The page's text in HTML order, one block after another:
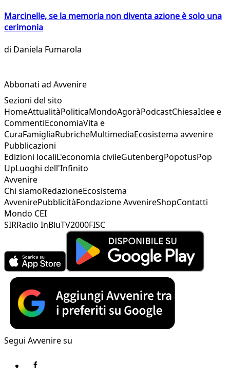
Marcinelle, se la memoria non diventa azione è solo una
cerimonia
di Daniela Fumarola
Abbonati ad Avvenire
Sezioni del sito
HomeAttualitàPoliticaMondoAgoràPodcastChiesaIdee e
CommentiEconomiaVita e
CuraFamigliaRubricheMultimediaEcosistema avvenire
Pubblicazioni
Edizioni localiL'economia civileGutenbergPopotusPop
UpLuoghi dell'Infinito
Avvenire
Chi siamoRedazioneEcosistema
AvvenirePubblicitàFondazione AvvenireShopContatti
Mondo CEI
SIRRadio InBluTV2000FISC
Segui Avvenire su